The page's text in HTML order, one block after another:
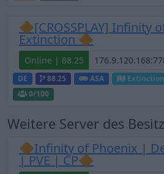
🔶[CROSSPLAY] Infinity
Extinction 🔶
Online | 88.25
DE 88.25 ASA Extinction
0/100
Weitere Server des
🔶Infinity of Phoenix |
| PVE | CP🔶